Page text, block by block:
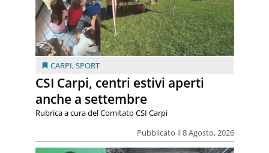
CARPI,SPORT
CSI Carpi, centri estivi aperti
anche a settembre
Pubblicato il 8 Agosto, 2026
Rubrica a cura del Comitato CSI Carpi